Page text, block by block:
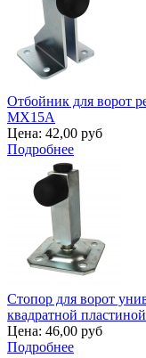
Отбойник для ворот
MX15A
Цена: 42,00 руб
Подробнее
Стопор для ворот
квадратной
Цена: 46,00 руб
Подробнее